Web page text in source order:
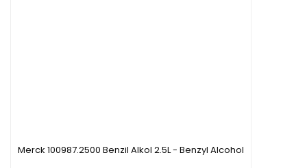
Merck 100987.2500 Benzil Alkol 2.5L - Benzyl Alcohol